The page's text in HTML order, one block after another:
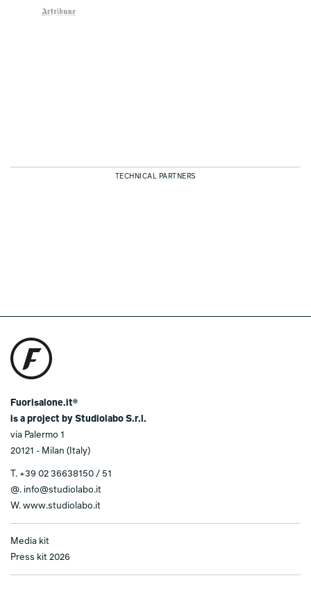
TECHNICAL PARTNERS
Fuorisalone.it®
is a project by Studiolabo S.r.l.
via Palermo 1
20121 - Milan (Italy)
T. +39 02 36638150 / 51
@. info@studiolabo.it
W. www.studiolabo.it
Media kit
Press kit 2026